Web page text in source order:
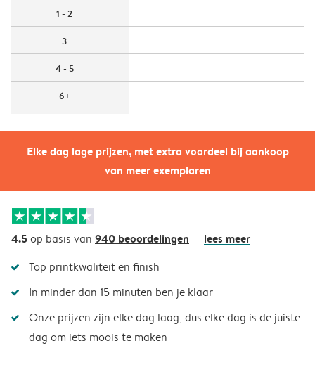
Elke dag lage prijzen, met extra voordeel bij aankoop
van meer exemplaren
1 - 2
3
4 - 5
6+
4.5op basis van 940 beoordelingen lees meer
Top printkwaliteit en finish
In minder dan 15 minuten ben je klaar
Onze prijzen zijn elke dag laag, dus elke dag is de juiste
dag om iets moois te maken